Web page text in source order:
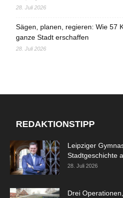
28. Juli 2026
Sägen, planen, regieren: Wie 57
ganze Stadt erschaffen
28. Juli 2026
REDAKTIONSTIPP
Leipziger
Stadtgeschichte
28. Juli 2026
Drei